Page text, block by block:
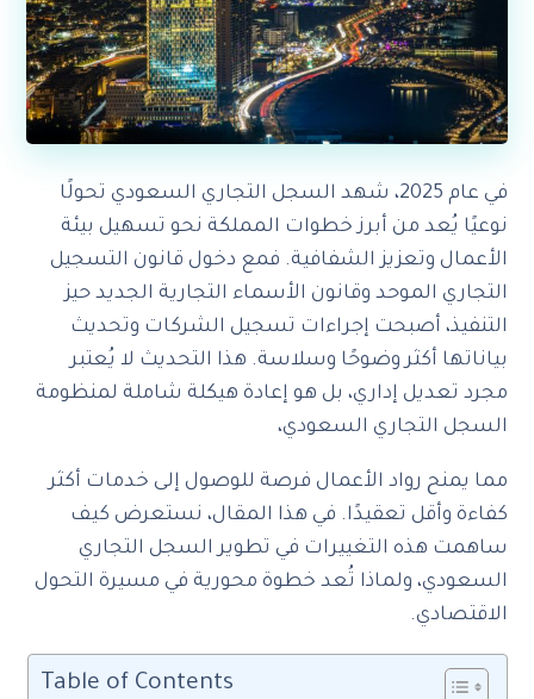
في عام 2025، شهد السجل التجاري السعودي تحولًا
نوعيًا يُعد من أبرز خطوات المملكة نحو تسهيل بيئة
الأعمال وتعزيز الشفافية. فمع دخول قانون التسجيل
التجاري الموحد وقانون الأسماء التجارية الجديد حيز
التنفيذ، أصبحت إجراءات تسجيل الشركات وتحديث
بياناتها أكثر وضوحًا وسلاسة. هذا التحديث لا يُعتبر
مجرد تعديل إداري، بل هو إعادة هيكلة شاملة لمنظومة
السجل التجاري السعودي،
مما يمنح رواد الأعمال فرصة للوصول إلى خدمات أكثر
كفاءة وأقل تعقيدًا. في هذا المقال، نستعرض كيف
ساهمت هذه التغييرات في تطوير السجل التجاري
السعودي، ولماذا تُعد خطوة محورية في مسيرة التحول
الاقتصادي.
Table of Contents